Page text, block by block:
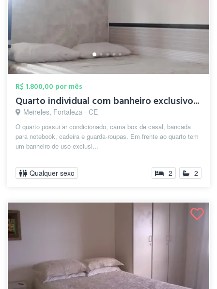
R$ 1.800,00 por mês
Quarto individual com banheiro exclusivo...
Meireles, Fortaleza - CE
O quarto possui ar condicionado, cama box de casal, bancada
para notebook, cadeira e guarda-roupas. Em frente ao quarto tem
um banheiro de uso exclusi...
Qualquer sexo 2 2